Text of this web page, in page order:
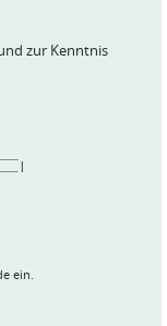
zur Kenntnis
|
|
ein.